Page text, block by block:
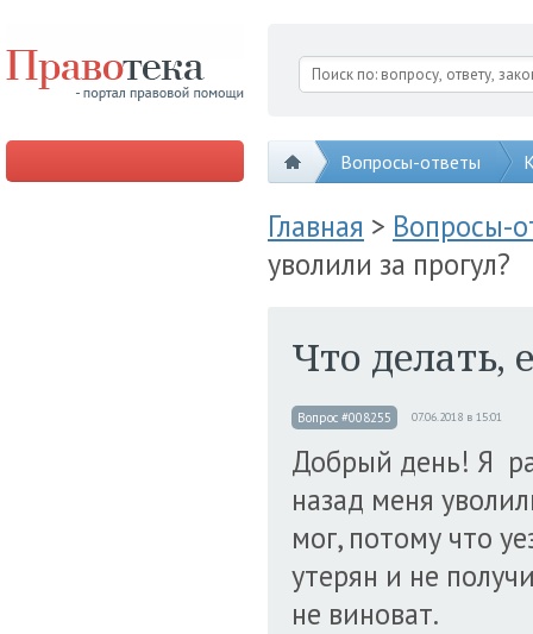
Вопросы-ответы
Главная > Вопросы-
уволили за прогул?
Что делать,
Вопрос #008255 07.06.2018 в 15:01
Добрый день! Я
назад меня
мог, потому что
утерян и не
не виноват.